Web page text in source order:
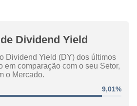
Dividend Yield
Dividend Yield (DY) dos últimos
em comparação com o seu Setor,
o Mercado.
9,01%